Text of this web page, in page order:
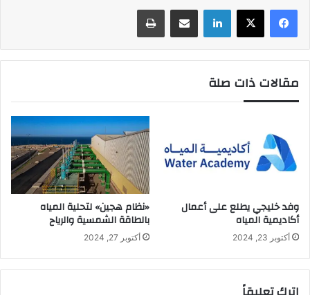
لينكدإن المشاركة عبر البريد الإلكترونياطبع
مقالات ذات صلة
وفد خليجي يطلع على أعمال
أكاديمية المياه
أكتوبر 23, 2024
«نظام هجين» لتحلية المياه
بالطاقة الشمسية والرياح
أكتوبر 27, 2024